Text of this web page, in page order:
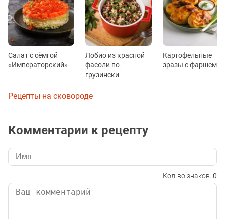
Салат с сёмгой
«Императорский»
Лобио из красной
фасоли по-
грузински
Картофельные
зразы с фаршем
Рецепты на сковороде
Комментарии к рецепту
Кол-во знаков: 0